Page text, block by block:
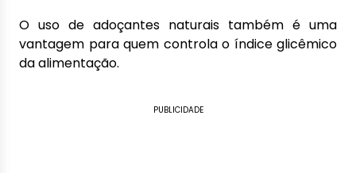
O uso de adoçantes naturais também é uma
vantagem para quem controla o índice glicêmico
da alimentação.
PUBLICIDADE